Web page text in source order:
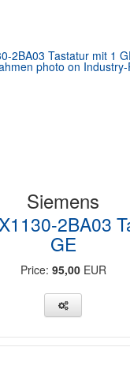
Siemens
2BA03
GE
Price: 95,00EUR